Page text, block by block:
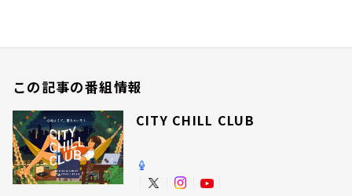
この記事の番組情報
CITY CHILL CLUB